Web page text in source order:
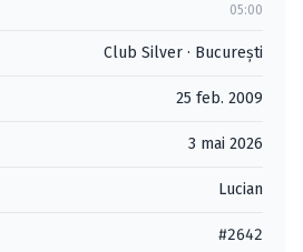
05:00
Club Silver · Bucureşti
25 feb. 2009
3 mai 2026
Lucian
#2642